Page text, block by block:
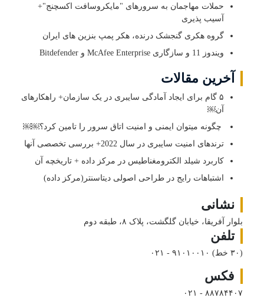
حملات مهاجمان به سرورهای "مایکروسافت اکسچنج"+
آسیب پذیری
گروه هکری گنجشک درنده، هکر پمپ بنزین های ایران
ویندوز 11 و سازگاری McAfee Enterprise و Bitdefender
آخرین مقالات
۵ گام برای ایجاد آمادگی سایبری در یک سازمان+ راهکارهای
آن￼
چگونه میتوان ایمنی و امنیت اتاق سرور را تامین کرد؟￼￼
ترندهای امنیت سایبری در سال 2022+ بررسی تخصصی آنها
کاربرد شیلد الکترومغناطیس در مرکز داده + تاریخچه آن
اشتباهات رایج در طراحی اصولی دیتاسنتر(مرکز داده)
نشانی
بلوار آفریقا، خیابان گلگشت، پلاک ۸، طبقه دوم
تلفن
۰۲۱ - ۹۱۰۱۰۰۱۰ (۳۰ خط)
فکس
۰۲۱ - ۸۸۷۸۴۴۰۷